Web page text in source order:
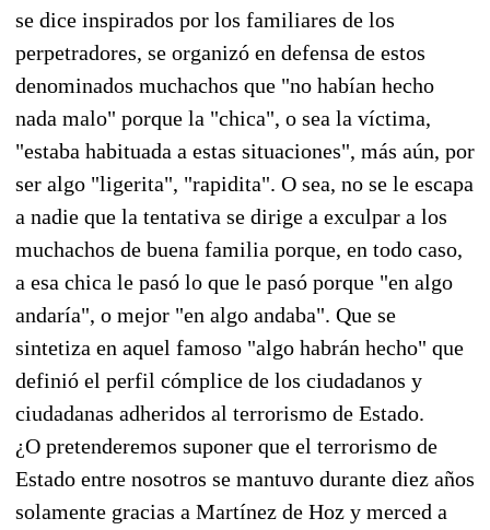
se dice inspirados por los familiares de los
perpetradores, se organizó en defensa de estos
denominados muchachos que "no habían hecho
nada malo" porque la "chica", o sea la víctima,
"estaba habituada a estas situaciones", más aún, por
ser algo "ligerita", "rapidita". O sea, no se le escapa
a nadie que la tentativa se dirige a exculpar a los
muchachos de buena familia porque, en todo caso,
a esa chica le pasó lo que le pasó porque "en algo
andaría", o mejor "en algo andaba". Que se
sintetiza en aquel famoso "algo habrán hecho" que
definió el perfil cómplice de los ciudadanos y
ciudadanas adheridos al terrorismo de Estado.
¿O pretenderemos suponer que el terrorismo de
Estado entre nosotros se mantuvo durante diez años
solamente gracias a Martínez de Hoz y merced a